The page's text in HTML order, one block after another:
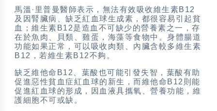
馬溫·里普曼醫師表示，無法有效吸收維生素B12
及因腎臟病、缺乏紅血球生成素，都很容易引起貧
血；維生素B12是造血不可缺少的營養素之一，存
在於魚肉、貝類、雞蛋，海藻等食物中。身體腸道
功能如果正常，可以吸收肉類、內臟含較多維生素
B12，若維生素B12不夠。
缺乏維他命B12、葉酸也可能引發失智，葉酸有助
促進惡性貧血症紅血球的新生，而維他命B12則能
促進紅血球的形成，因血液具攜氧、營養功能，維
護細胞不可或缺。